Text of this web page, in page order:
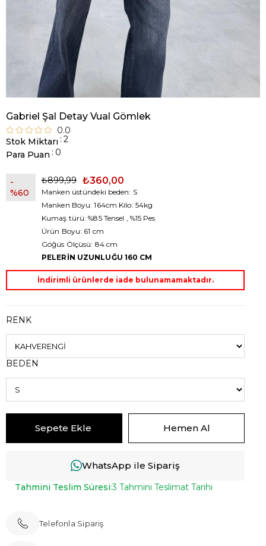
Gabriel Şal Detay Vual Gömlek
0.0
Stok Miktarı : 2
Para Puan : 0
60
₺899,99 ₺360,00
Manken üstündeki beden: S
Manken Boyu: 164cm Kilo: 54kg
Kumaş türü: %85 Tensel , %15 Pes
Ürün Boyu: 61 cm
Göğüs Ölçüsü: 84 cm
PELERİN UZUNLUĞU 160 CM
İndirimli ürünlerde iade bulunamamaktadır.
RENK
BEDEN
WhatsApp ile Sipariş
Tahmini Teslim Süresi:3 Tahmini Teslimat Tarihi
Telefonla Sipariş